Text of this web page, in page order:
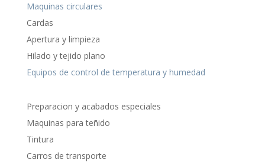
Maquinas circulares
Cardas
Apertura y limpieza
Hilado y tejido plano
Equipos de control de temperatura y humedad
Preparacion y acabados especiales
Maquinas para teñido
Tintura
Carros de transporte